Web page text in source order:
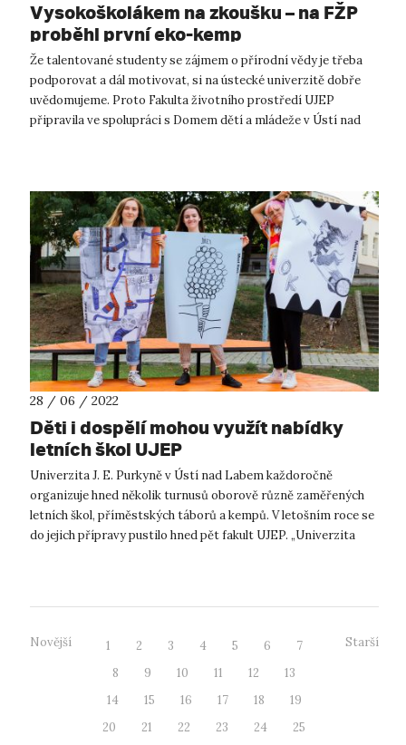
Vysokoškolákem na zkoušku – na FŽP
proběhl první eko-kemp
Že talentované studenty se zájmem o přírodní vědy je třeba
podporovat a dál motivovat, si na ústecké univerzitě dobře
uvědomujeme. Proto Fakulta životního prostředí UJEP
připravila ve spolupráci s Domem dětí a mládeže v Ústí nad
28 / 06 / 2022
Děti i dospělí mohou využít nabídky
letních škol UJEP
Univerzita J. E. Purkyně v Ústí nad Labem každoročně
organizuje hned několik turnusů oborově různě zaměřených
letních škol, příměstských táborů a kempů. V letošním roce se
do jejich přípravy pustilo hned pět fakult UJEP. „Univerzita
Novější 1 2 3 4 5 6
7
8
9 10 11 12
13
14
15 16 17 18
19
20
21 22 23 24 25
Starší